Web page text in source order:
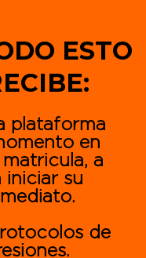
ESTO
plataforma
en
a
iniciar su
de